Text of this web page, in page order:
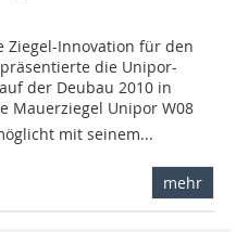
Ziegel-Innovation für den
die Unipor-
der Deubau 2010 in
Mauerziegel Unipor W08
mit seinem...
mehr